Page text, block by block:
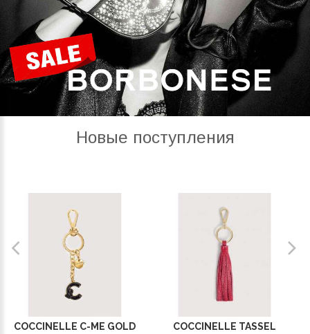
Новые поступления
COCCINELLE C-ME GOLD
COCCINELLE TASSEL